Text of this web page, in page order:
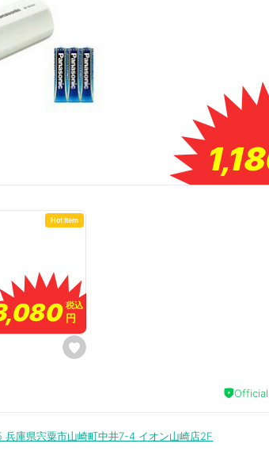
s
e
i
t
Hot Item
税込
税込
円
円
兵庫県宍粟市山崎町中井7-4 イオン山崎店2F